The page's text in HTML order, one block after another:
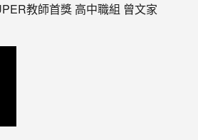
教師首獎 高中職組 曾文家